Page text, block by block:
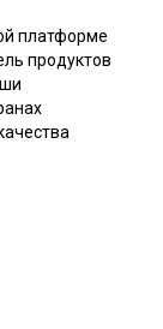
платформе
продуктов